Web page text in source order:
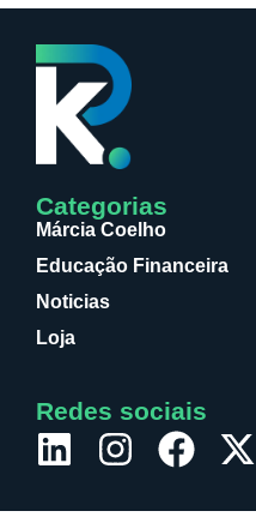
Categorias
Márcia Coelho
Educação Financeira
Noticias
Loja
Redes sociais